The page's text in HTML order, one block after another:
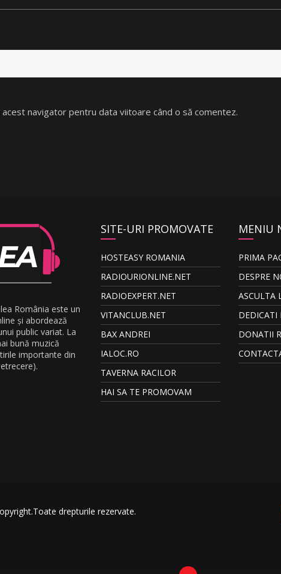
navigator pentru data viitoare când o să comentez.
România este un
și abordează
public variat. La
bună muzică
importante din
SITE-URI PROMOVATE
HOSTEASY ROMANIA
RADIOURIONLINE.NET
RADIOEXPERT.NET
VITANCLUB.NET
BAX ANDREI
IALOC.RO
TAVERNA RACILOR
HAI SA TE PROMOVAM
MENIU
PRIMA
DESPRE
ASCULTA
DEDICATI
DONATII
drepturile rezervate.